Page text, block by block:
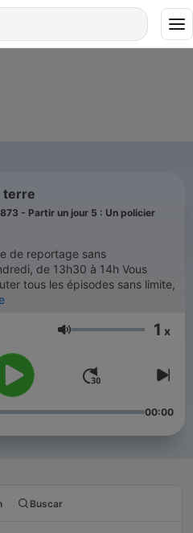
terre
- Partir un jour 5 : Un policier
de reportage sans
de 13h30 à 14h Vous
tous les épisodes sans limite,
Volumen 1 x
00:00
Buscar